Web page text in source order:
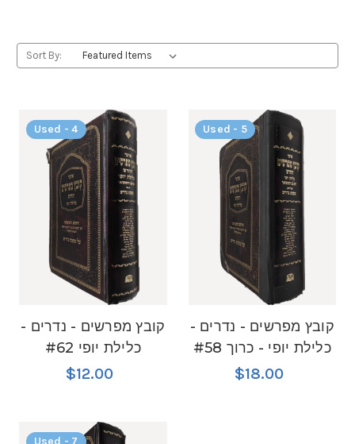
Sort By:
Used - 4
קובץ מפרשים - נדרים -
כלילת יופי #62
$12.00
Used - 5
קובץ מפרשים - נדרים -
כלילת יופי - כרוך #58
$18.00
Used - 7